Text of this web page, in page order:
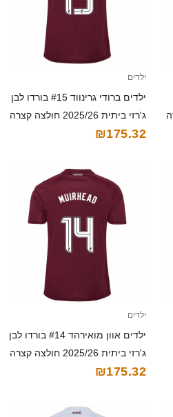
ילדים
ילדים ברודי גרינווד #15 בורדו לבן
ג'רזי ביתית 2025/26 חולצה קצרה
₪175.32
ילדים
ילדים אוון מואירהד #14 בורדו לבן
ג'רזי ביתית 2025/26 חולצה קצרה
₪175.32